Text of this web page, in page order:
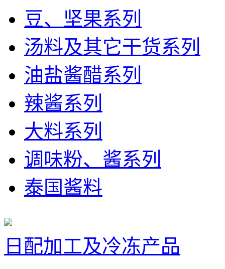
豆、坚果系列
汤料及其它干货系列
油盐酱醋系列
辣酱系列
大料系列
调味粉、酱系列
泰国酱料
日配加工及冷冻产品